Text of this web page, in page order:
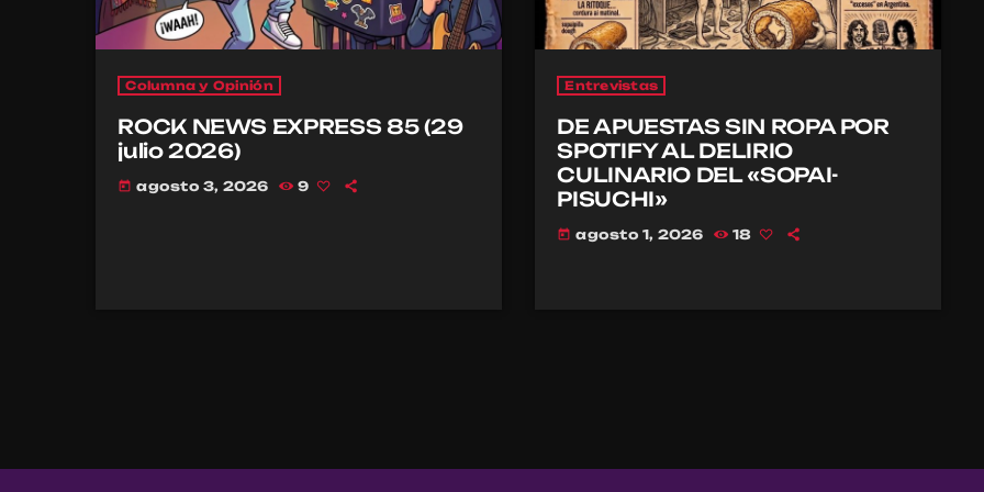
Columna y Opinión
ROCK NEWS EXPRESS 85 (29
julio 2026)
today agosto 3, 2026 9
Entrevistas
DE APUESTAS SIN ROPA POR
SPOTIFY AL DELIRIO
CULINARIO DEL «SOPAI-
PISUCHI»
today agosto 1, 2026 18